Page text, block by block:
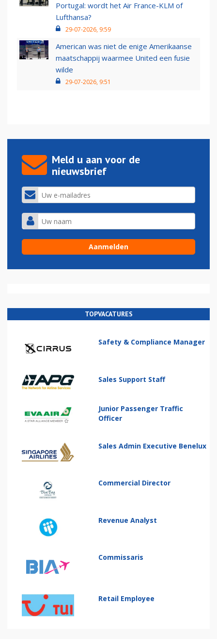
Portugal: wordt het Air France-KLM of
Lufthansa?
29-07-2026, 9:59
American was niet de enige Amerikaanse
maatschappij waarmee United een fusie
wilde
29-07-2026, 9:51
Meld u aan voor de
nieuwsbrief
TOPVACATURES
Safety & Compliance Manager
Sales Support Staff
Junior Passenger Traffic
Officer
Sales Admin Executive Benelux
Commercial Director
Revenue Analyst
Commissaris
Retail Employee